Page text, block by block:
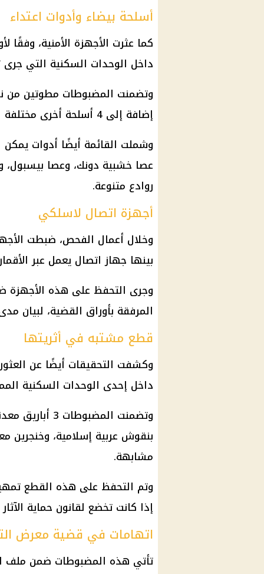
أسلحة بيضاء وأدوات اعتداء
كما عثرت الأجهزة الأمنية، وفقًا
داخل الوحدات السكنية التي
وتضمنت المضبوطات مطوتين من
إضافة إلى 4 أسلحة أخرى مختلفة الأشكال.
وشملت القائمة أيضًا أدوات يمكن
روادع متنوعة.
أجهزة اتصال لاسلكي
بينها جهاز اتصال يعمل عبر
وجرى التحفظ على هذه الأجهزة
المرفقة بأوراق القضية، لبيان
قطع مشتبه في أثريتها
وكشفت التحقيقات أيضًا عن
داخل إحدى الوحدات السكنية
بنقوش عربية إسلامية، وخنجرين
مشابهة.
وتم التحفظ على هذه القطع
إذا كانت تخضع لقانون حماية
اتهامات في قضية معرض